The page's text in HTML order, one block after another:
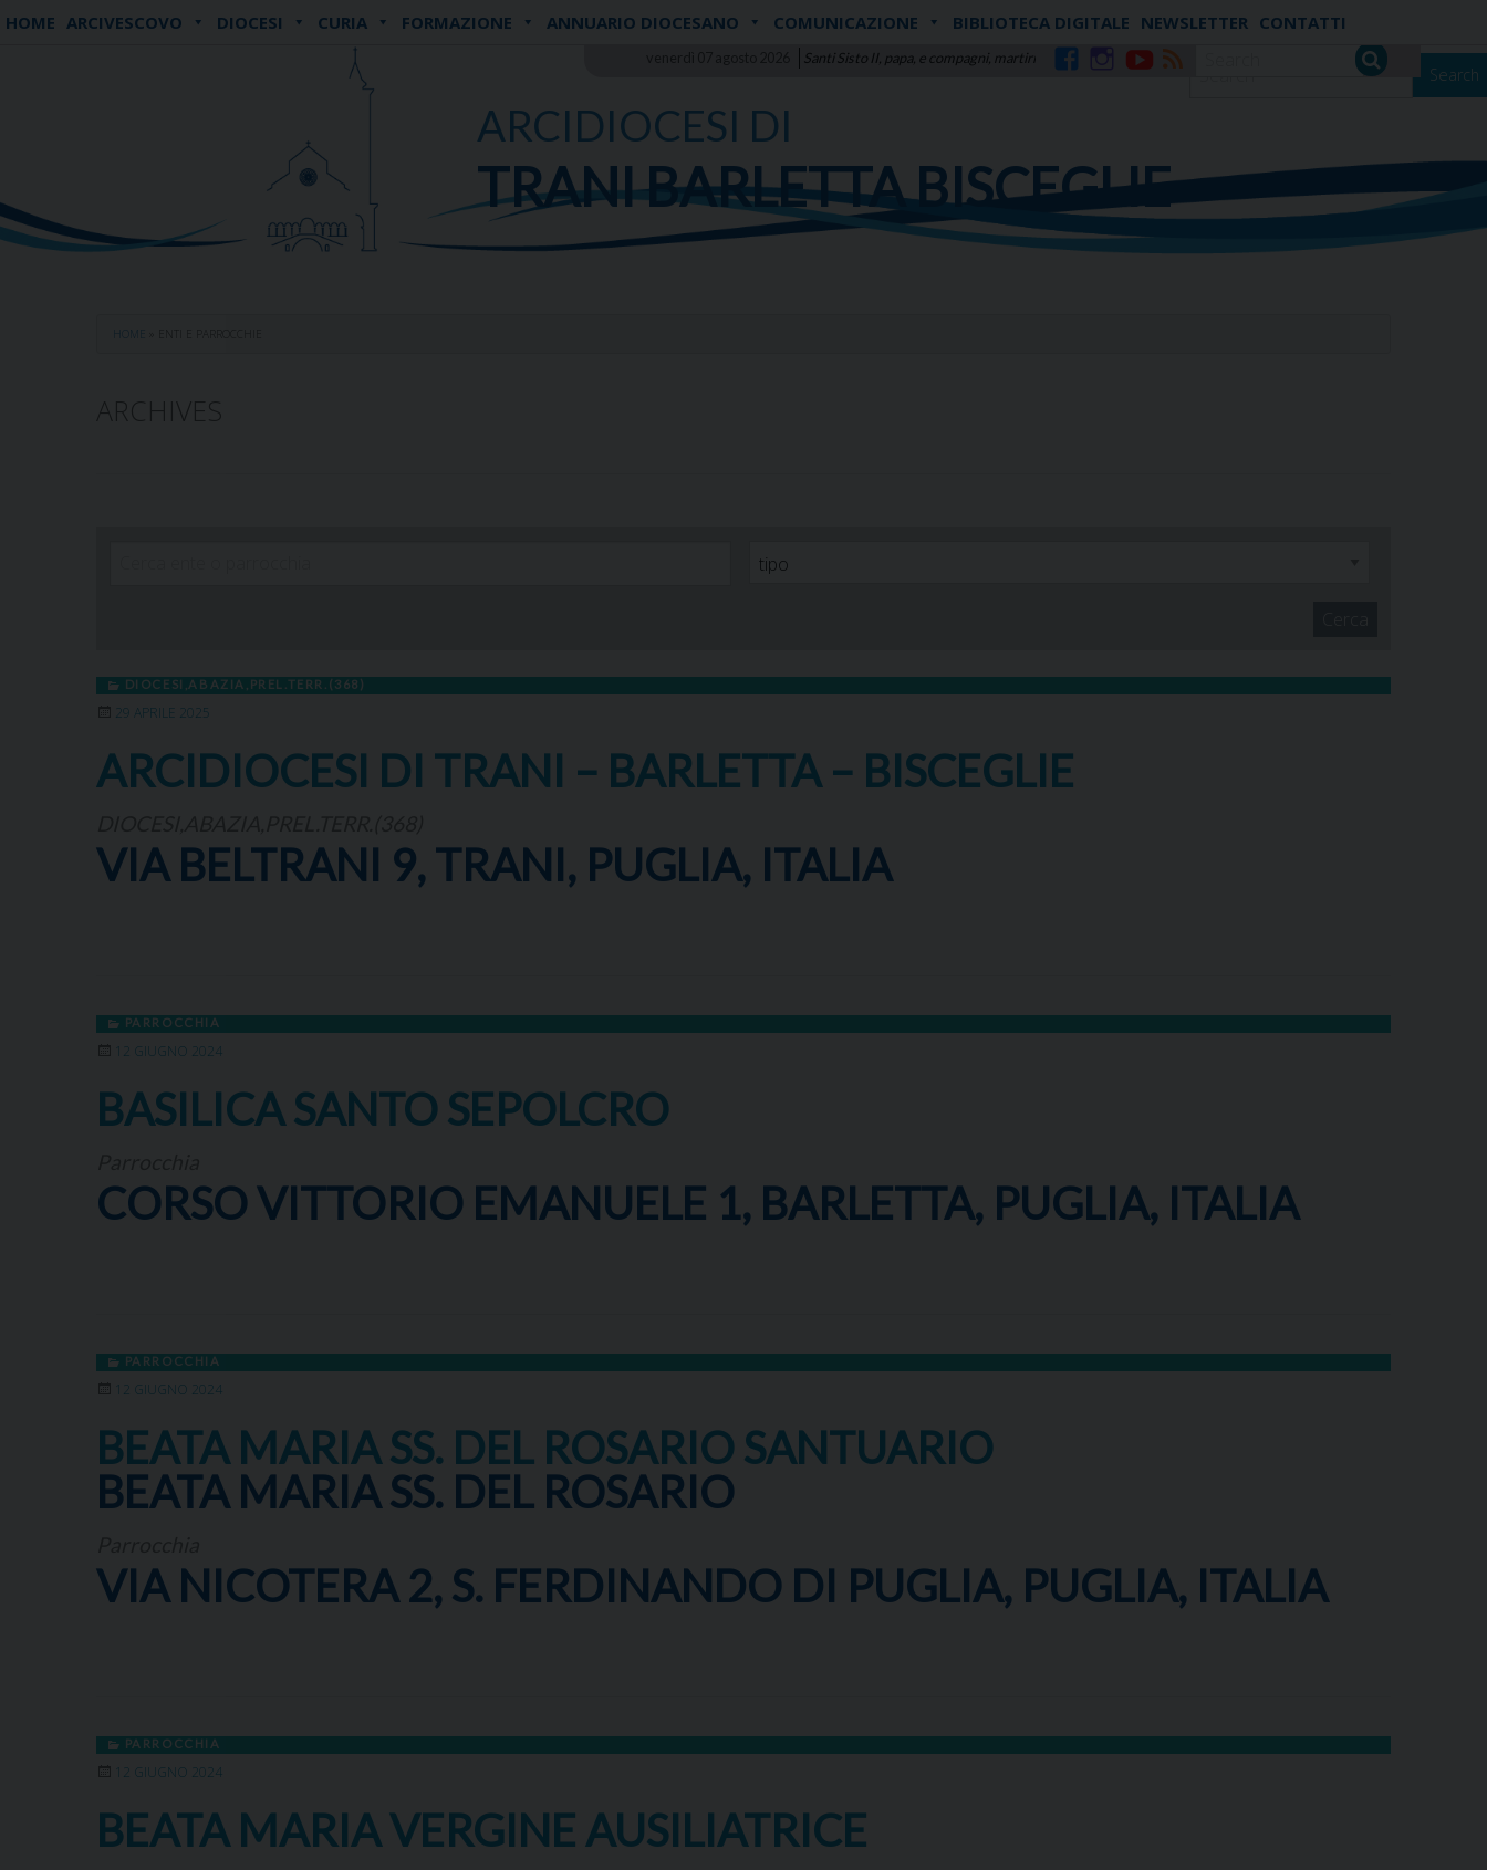
Skip
Santi Sisto II, papa, e compagni, martiri
HOME ARCIVESCOVO DIOCESI CURIA FORMAZIONE ANNUARIO DIOCESANO COMUNICAZIONE BIBLIOTECA DIGITALE NEWSLETTER CONTATTI
Search
ARCIDIOCESI DI
TRANI BARLETTA BISCEGLIE
HOME
DIOCESI,ABAZIA,PREL.TERR.(368)
29 APRILE 2025
ARCIDIOCESI DI TRANI – BARLETTA – BISCEGLIE
VIA BELTRANI 9, TRANI, PUGLIA, ITALIA
PARROCCHIA
12 GIUGNO 2024
BASILICA SANTO SEPOLCRO
CORSO VITTORIO EMANUELE 1, BARLETTA, PUGLIA, ITALIA
PARROCCHIA
12 GIUGNO 2024
BEATA MARIA SS. DEL ROSARIO SANTUARIO
BEATA MARIA SS. DEL ROSARIO
VIA NICOTERA 2, S. FERDINANDO DI PUGLIA, PUGLIA, ITALIA
PARROCCHIA
12 GIUGNO 2024
BEATA MARIA VERGINE AUSILIATRICE